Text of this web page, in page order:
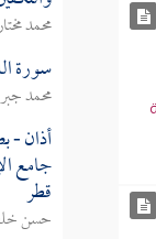
محمد
سورة
محمد
أذان
جامع
قطر
حسن